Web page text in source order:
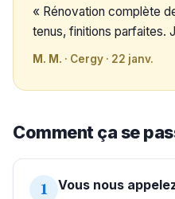
« Rénovation complète
tenus, finitions parfaites.
M. M. · Cergy · 22 janv.
Comment ça se
1 Vous nous